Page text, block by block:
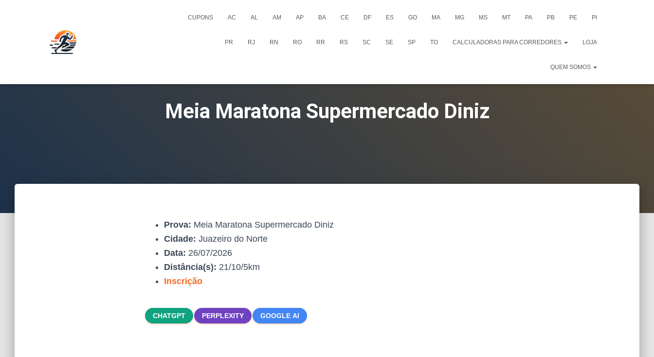
CUPONS AC AL AM AP BA CE DF ES GO MA MG MS MT PA PB PE PI
PR RJ RN RO RR RS SC SE SP TO CALCULADORAS PARA CORREDORES LOJA
QUEM SOMOS
Meia Maratona Supermercado Diniz
Prova: Meia Maratona Supermercado Diniz
Cidade: Juazeiro do Norte
Data: 26/07/2026
Distância(s): 21/10/5km
Inscrição
CHATGPT PERPLEXITY GOOGLE AI